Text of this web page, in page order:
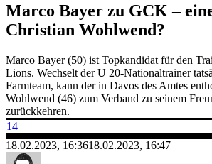
Marco Bayer zu GCK –
Christian Wohlwend?
Marco Bayer (50) ist Topkandidat für den
Lions. Wechselt der U 20-Nationaltrainer
Farmteam, kann der in Davos des Amtes
Wohlwend (46) zum Verband zu seinem
zurückkehren.
14
18.02.2023, 16:3618.02.2023, 16:47